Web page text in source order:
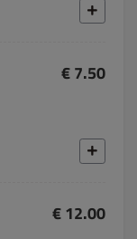
€ 7.50
€ 12.00